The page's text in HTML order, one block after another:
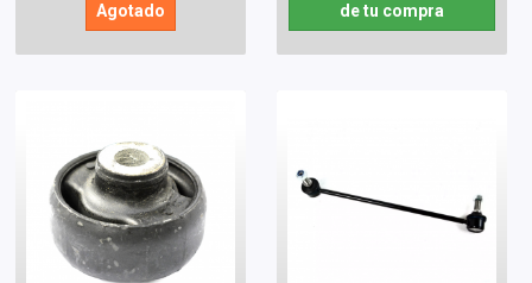
Agotado
de tu compra